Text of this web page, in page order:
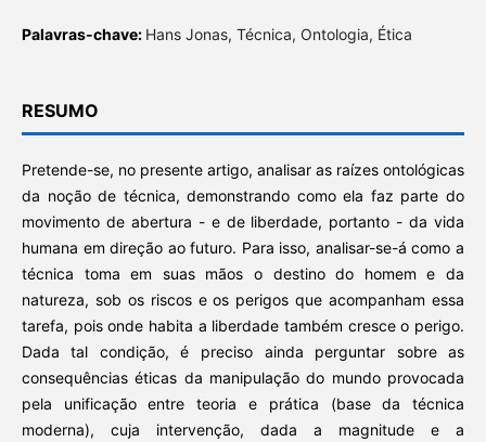
Palavras-chave: Hans Jonas, Técnica, Ontologia, Ética
RESUMO
Pretende-se, no presente artigo, analisar as raízes ontológicas
da noção de técnica, demonstrando como ela faz parte do
movimento de abertura - e de liberdade, portanto - da vida
humana em direção ao futuro. Para isso, analisar-se-á como a
técnica toma em suas mãos o destino do homem e da
natureza, sob os riscos e os perigos que acompanham essa
tarefa, pois onde habita a liberdade também cresce o perigo.
Dada tal condição, é preciso ainda perguntar sobre as
consequências éticas da manipulação do mundo provocada
pela unificação entre teoria e prática (base da técnica
moderna), cuja intervenção, dada a magnitude e a